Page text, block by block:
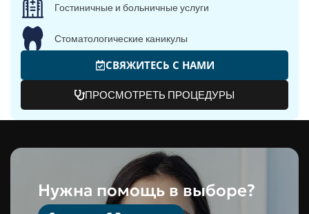
Гостиничные и больничные услуги
Стоматологические каникулы
СВЯЖИТЕСЬ С НАМИ
ПРОСМОТРЕТЬ ПРОЦЕДУРЫ
Нужна помощь в выборе?